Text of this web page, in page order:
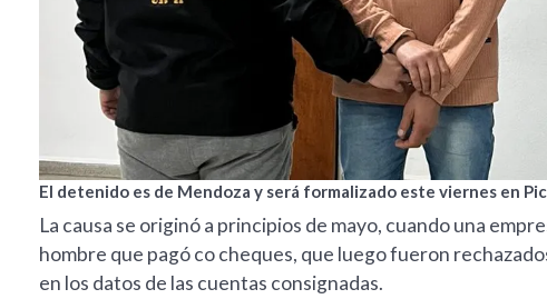
El detenido es de Mendoza y será formalizado este viernes en
La causa se originó a principios de mayo, cuando una
hombre que pagó co cheques, que luego fueron
en los datos de las cuentas consignadas.